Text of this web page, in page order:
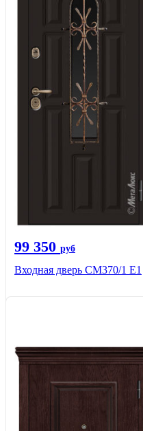
99 350 руб
Входная дверь СМ370/1 Е1